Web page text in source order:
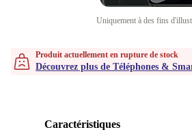
Uniquement à des fins
Produit actuellement en rupture de stock
Découvrez plus de Téléphones &
Caractéristiques